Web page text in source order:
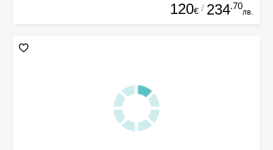
120€ / 234.70
лв.